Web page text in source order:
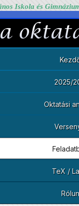
Iskola és
2025/
Oktatási
TeX /